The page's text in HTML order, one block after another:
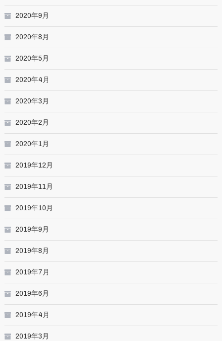
2020年9月
2020年8月
2020年5月
2020年4月
2020年3月
2020年2月
2020年1月
2019年12月
2019年11月
2019年10月
2019年9月
2019年8月
2019年7月
2019年6月
2019年4月
2019年3月